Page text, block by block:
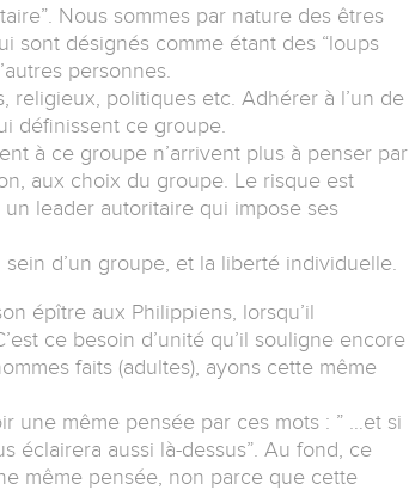
Nous sommes par nature des êtres
sont désignés comme étant des “loups
personnes.
religieux, politiques etc. Adhérer à l’un de
définissent ce groupe.
à ce groupe n’arrivent plus à penser par
aux choix du groupe. Le risque est
leader autoritaire qui impose ses
d’un groupe, et la liberté individuelle.
épître aux Philippiens, lorsqu’il
ce besoin d’unité qu’il souligne encore
faits (adultes), ayons cette même
une même pensée par ces mots : ” …et si
éclairera aussi là-dessus”. Au fond, ce
même pensée, non parce que cette